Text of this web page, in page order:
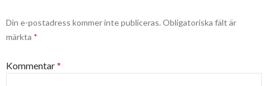
Din e-postadress kommer inte publiceras. Obligatoriska fält är
märkta *
Kommentar*